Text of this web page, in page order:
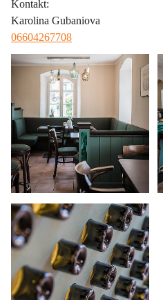
Kontakt:
Karolina Gubaniova
06604267708